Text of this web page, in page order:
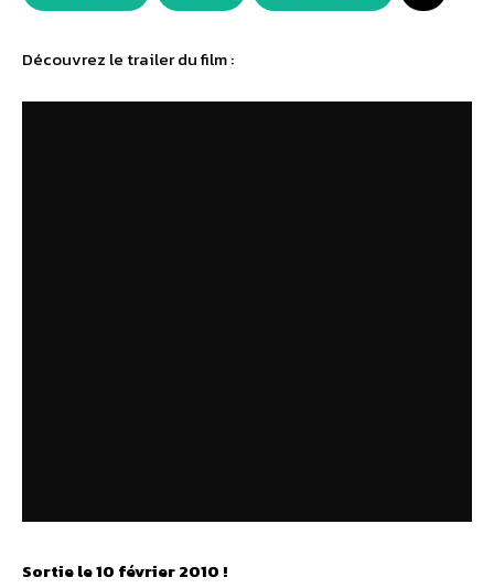
Découvrez le trailer du film :
Sortie le 10 février 2010 !